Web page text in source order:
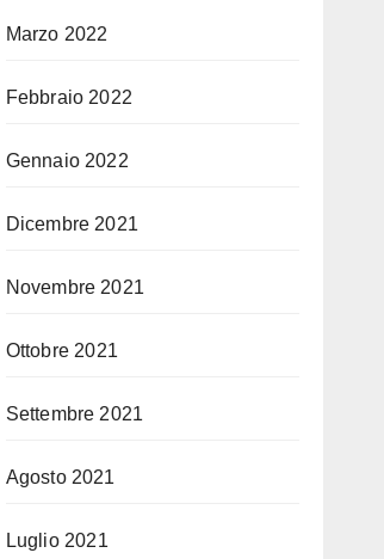
Marzo 2022
Febbraio 2022
Gennaio 2022
Dicembre 2021
Novembre 2021
Ottobre 2021
Settembre 2021
Agosto 2021
Luglio 2021